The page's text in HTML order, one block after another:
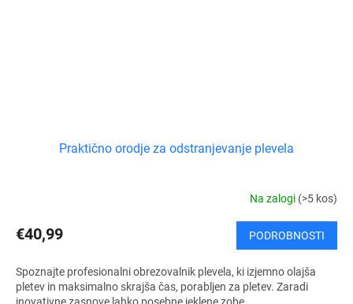
Praktično orodje za odstranjevanje plevela
Na zalogi (>5 kos)
€40,99 PODROBNOSTI
Spoznajte profesionalni obrezovalnik plevela, ki izjemno olajša
pletev in maksimalno skrajša čas, porabljen za pletev. Zaradi